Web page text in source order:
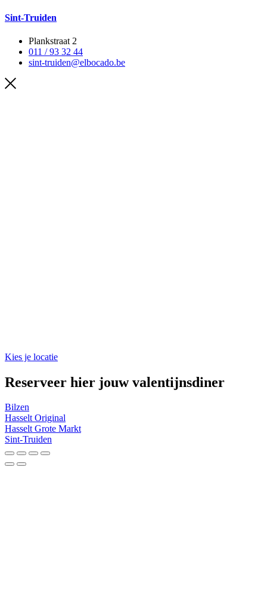
Sint-Truiden
Plankstraat 2
011 / 93 32 44
sint-truiden@elbocado.be
Kies je locatie
Reserveer hier jouw valentijnsdiner
Bilzen
Hasselt Original
Hasselt Grote Markt
Sint-Truiden